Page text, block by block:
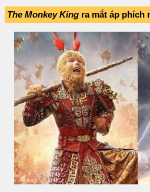
The Monkey King ra mắt áp phích